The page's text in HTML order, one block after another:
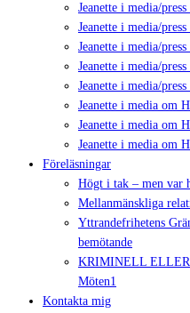
Jeanette i media/
Jeanette i media/press
Jeanette i media/
Jeanette i media/
Jeanette i media/
Jeanette i media om
Jeanette i media om
Jeanette i media om
Föreläsningar
Högt i tak – men var
Mellanmänskliga
Yttrandefrihetens
bemötande
KRIMINELL ELLER
Möten1
Kontakta mig